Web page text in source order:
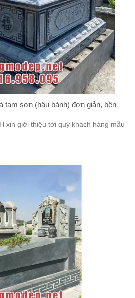
tam sơn (hậu bành) đơn giản, bền
xin giới thiệu tới quý khách hàng mẫu